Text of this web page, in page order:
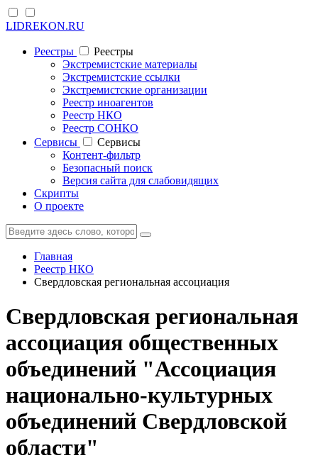
LIDREKON.RU
Реестры
Реестры
Экстремистские материалы
Экстремистские ссылки
Экстремистские организации
Реестр иноагентов
Реестр НКО
Реестр СОНКО
Cервисы
Cервисы
Контент-фильтр
Безопасный поиск
Версия сайта для слабовидящих
Скрипты
О проекте
Главная
Реестр НКО
Свердловская региональная ассоциация
Свердловская региональная
ассоциация общественных
объединений "Ассоциация
национально-культурных
объединений Свердловской
области"